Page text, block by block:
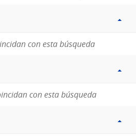
con esta búsqueda
con esta búsqueda